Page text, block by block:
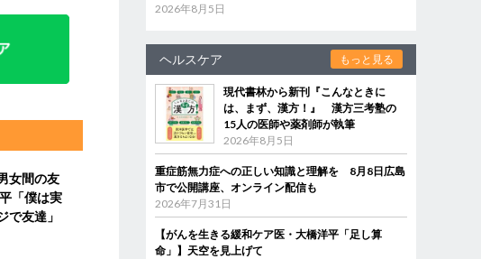
女間の友
「僕は実
で友達」
2026年8月5日
ヘルスケア もっと見る
現代書林から新刊『こんなときに
は、まず、漢方！』 漢方三考塾の
15人の医師や薬剤師が執筆
2026年8月5日
重症筋無力症への正しい知識と理解を 8月8日広島
市で公開講座、オンライン配信も
2026年7月31日
【がんを生きる緩和ケア医・大橋洋平「足し算
命」】天空を見上げて